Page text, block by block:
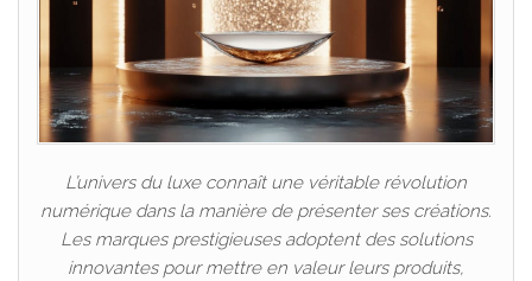
L’univers du luxe connaît une véritable révolution
numérique dans la manière de présenter ses créations.
Les marques prestigieuses adoptent des solutions
innovantes pour mettre en valeur leurs produits,